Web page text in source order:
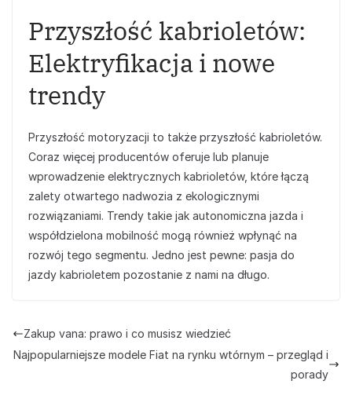
Przyszłość kabrioletów:
Elektryfikacja i nowe
trendy
Przyszłość motoryzacji to także przyszłość kabrioletów.
Coraz więcej producentów oferuje lub planuje
wprowadzenie elektrycznych kabrioletów, które łączą
zalety otwartego nadwozia z ekologicznymi
rozwiązaniami. Trendy takie jak autonomiczna jazda i
współdzielona mobilność mogą również wpłynąć na
rozwój tego segmentu. Jedno jest pewne: pasja do
jazdy kabrioletem pozostanie z nami na długo.
Zakup vana: prawo i co musisz wiedzieć
Najpopularniejsze modele Fiat na rynku wtórnym – przegląd i
porady